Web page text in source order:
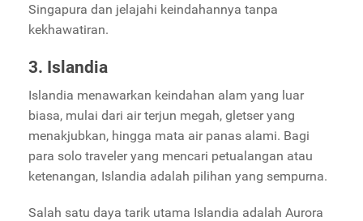
Singapura dan jelajahi keindahannya tanpa
kekhawatiran.
3. Islandia
Islandia menawarkan keindahan alam yang luar
biasa, mulai dari air terjun megah, gletser yang
menakjubkan, hingga mata air panas alami. Bagi
para solo traveler yang mencari petualangan atau
ketenangan, Islandia adalah pilihan yang sempurna.
Salah satu daya tarik utama Islandia adalah Aurora